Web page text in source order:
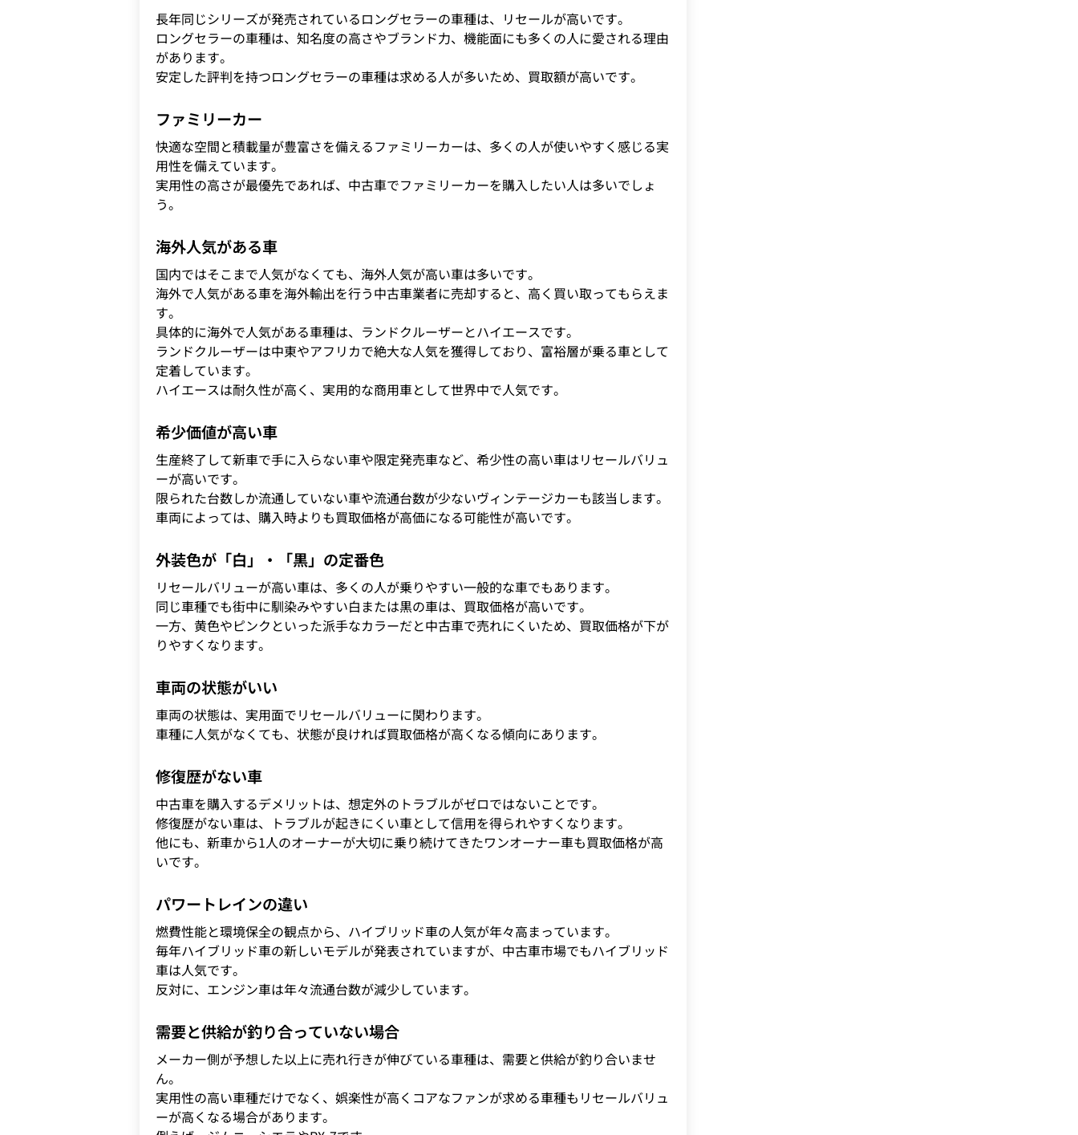
長年同じシリーズが発売されているロングセラーの車種は、リセールが高いです。
ロングセラーの車種は、知名度の高さやブランド力、機能面にも多くの人に愛される理由
があります。
安定した評判を持つロングセラーの車種は求める人が多いため、買取額が高いです。
ファミリーカー
快適な空間と積載量が豊富さを備えるファミリーカーは、多くの人が使いやすく感じる実
用性を備えています。
実用性の高さが最優先であれば、中古車でファミリーカーを購入したい人は多いでしょ
う。
海外人気がある車
国内ではそこまで人気がなくても、海外人気が高い車は多いです。
海外で人気がある車を海外輸出を行う中古車業者に売却すると、高く買い取ってもらえま
す。
具体的に海外で人気がある車種は、ランドクルーザーとハイエースです。
ランドクルーザーは中東やアフリカで絶大な人気を獲得しており、富裕層が乗る車として
定着しています。
ハイエースは耐久性が高く、実用的な商用車として世界中で人気です。
希少価値が高い車
生産終了して新車で手に入らない車や限定発売車など、希少性の高い車はリセールバリュ
ーが高いです。
限られた台数しか流通していない車や流通台数が少ないヴィンテージカーも該当します。
車両によっては、購入時よりも買取価格が高価になる可能性が高いです。
外装色が「白」・「黒」の定番色
リセールバリューが高い車は、多くの人が乗りやすい一般的な車でもあります。
同じ車種でも街中に馴染みやすい白または黒の車は、買取価格が高いです。
一方、黄色やピンクといった派手なカラーだと中古車で売れにくいため、買取価格が下が
りやすくなります。
車両の状態がいい
車両の状態は、実用面でリセールバリューに関わります。
車種に人気がなくても、状態が良ければ買取価格が高くなる傾向にあります。
修復歴がない車
中古車を購入するデメリットは、想定外のトラブルがゼロではないことです。
修復歴がない車は、トラブルが起きにくい車として信用を得られやすくなります。
他にも、新車から1人のオーナーが大切に乗り続けてきたワンオーナー車も買取価格が高
いです。
パワートレインの違い
燃費性能と環境保全の観点から、ハイブリッド車の人気が年々高まっています。
毎年ハイブリッド車の新しいモデルが発表されていますが、中古車市場でもハイブリッド
車は人気です。
反対に、エンジン車は年々流通台数が減少しています。
需要と供給が釣り合っていない場合
メーカー側が予想した以上に売れ行きが伸びている車種は、需要と供給が釣り合いませ
ん。
実用性の高い車種だけでなく、娯楽性が高くコアなファンが求める車種もリセールバリュ
ーが高くなる場合があります。